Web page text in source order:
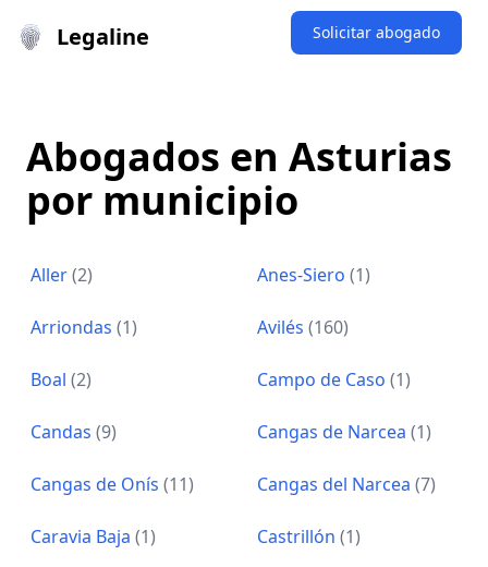
Legaline Solicitar abogado
Abogados en Asturias
por municipio
Aller(2) Anes-Siero (1)
Arriondas (1) Avilés (160)
Boal (2) Campo de Caso (1)
Candas (9) Cangas de Narcea (1)
Cangas de Onís (11) Cangas del Narcea (7)
Caravia Baja (1) Castrillón (1)